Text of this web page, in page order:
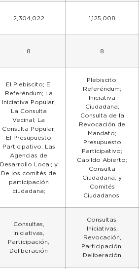
2,304,022 1,125,008
8 8
El Plebiscito; El
Referéndum; La
Iniciativa Popular;
La Consulta
Vecinal; La
Consulta Popular;
El Presupuesto
Participativo; Las
Agencias de
Desarrollo Local; y
De los comités de
participación
ciudadana;
Plebiscito;
Referéndum;
Iniciativa
Ciudadana;
Consulta de la
Revocación de
Mandato;
Presupuesto
Participativo;
Cabildo Abierto;
Consulta
Ciudadana; y
Comités
Ciudadanos.
Consultas,
Iniciativas,
Participación,
Deliberación
Consultas,
Iniciativas,
Revocación,
Participación,
Deliberación